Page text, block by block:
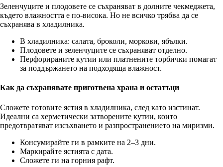
Зеленчуците и плодовете се съхраняват в долните чекмеджета,
където влажността е по-висока. Но не всичко трябва да се
съхранява в хладилника.
В хладилника: салата, броколи, моркови, ябълки.
Плодовете и зеленчуците се съхраняват отделно.
Перфорираните кутии или платнените торбички помагат
за поддържането на подходяща влажност.
Как да съхранявате приготвена храна и остатъци
Сложете готовите ястия в хладилника, след като изстинат.
Идеални са херметически затворените кутии, които
предотвратяват изсъхването и разпространението на миризми.
Консумирайте ги в рамките на 2–3 дни.
Маркирайте ястията с дата.
Сложете ги на горния рафт.